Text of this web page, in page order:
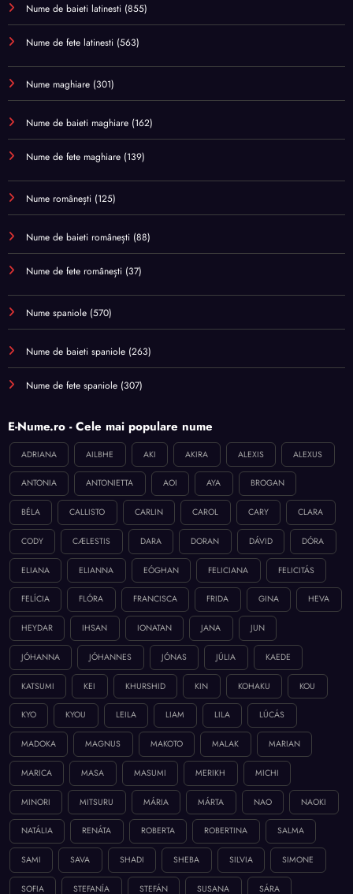
Nume de baieti latinesti (855)
Nume de fete latinesti (563)
Nume maghiare (301)
Nume de baieti maghiare (162)
Nume de fete maghiare (139)
Nume românești (125)
Nume de baieti românești (88)
Nume de fete românești (37)
Nume spaniole (570)
Nume de baieti spaniole (263)
Nume de fete spaniole (307)
E-Nume.ro - Cele mai populare nume
ADRIANA AILBHE AKI AKIRA ALEXIS ALEXUS
ANTONIA ANTONIETTA AOI AYA BROGAN
BÉLA CALLISTO CARLIN CAROL CARY CLARA
CODY CÆLESTIS DARA DORAN DÁVID DÓRA
ELIANA ELIANNA EÓGHAN FELICIANA FELICITÁS
FELÍCIA FLÓRA FRANCISCA FRIDA GINA HEVA
HEYDAR IHSAN IONATAN JANA JUN
JÓHANNA JÓHANNES JÓNAS JÚLIA KAEDE
KATSUMI KEI KHURSHID KIN KOHAKU KOU
KYO KYOU LEILA LIAM LILA LÚCÁS
MADOKA MAGNUS MAKOTO MALAK MARIAN
MARICA MASA MASUMI MERIKH MICHI
MINORI MITSURU MÁRIA MÁRTA NAO NAOKI
NATÁLIA RENÁTA ROBERTA ROBERTINA SALMA
SAMI SAVA SHADI SHEBA SILVIA SIMONE
SOFIA STEFANÍA STEFÁN SUSANA SÁRA